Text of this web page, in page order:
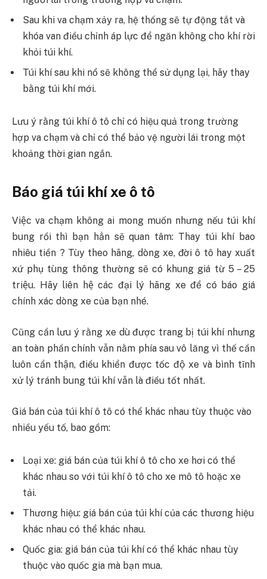
Sau khi va chạm xảy ra, hệ thống sẽ tự động tắt và
khóa van điều chỉnh áp lực để ngăn không cho khí rời
khỏi túi khí.
Túi khí sau khi nổ sẽ không thể sử dụng lại, hãy thay
bằng túi khí mới.
Lưu ý rằng túi khí ô tô chỉ có hiệu quả trong trường
hợp va chạm và chỉ có thể bảo vệ người lái trong một
khoảng thời gian ngắn.
Báo giá túi khí xe ô tô
Việc va chạm không ai mong muốn nhưng nếu túi khí
bung rồi thì bạn hẳn sẽ quan tâm: Thay túi khí bao
nhiêu tiền ? Tùy theo hãng, dòng xe, đời ô tô hay xuất
xứ phụ tùng thông thường sẽ có khung giá từ 5 – 25
triệu. Hãy liên hệ các đại lý hãng xe để có báo giá
chính xác dòng xe của bạn nhé.
Cũng cần lưu ý rằng xe dù được trang bị túi khí nhưng
an toàn phần chính vẫn nằm phía sau vô lăng vì thế cần
luôn cẩn thận, điều khiển được tốc độ xe và bình tĩnh
xử lý tránh bung túi khí vẫn là điều tốt nhất.
Giá bán của túi khí ô tô có thể khác nhau tùy thuộc vào
nhiều yếu tố, bao gồm:
Loại xe: giá bán của túi khí ô tô cho xe hơi có thể
khác nhau so với túi khí ô tô cho xe mô tô hoặc xe
tải.
Thương hiệu: giá bán của túi khí của các thương hiệu
khác nhau có thể khác nhau.
Quốc gia: giá bán của túi khí có thể khác nhau tùy
thuộc vào quốc gia mà bạn mua.